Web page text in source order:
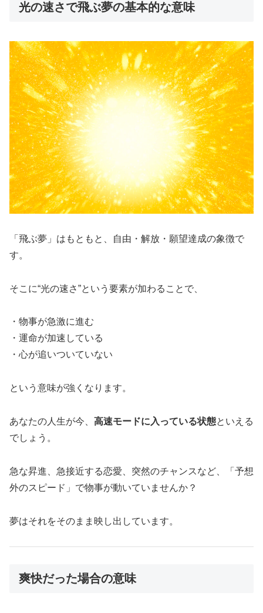
光の速さで飛ぶ夢の基本的な意味
「飛ぶ夢」はもともと、自由・解放・願望達成の象徴で
す。
そこに“光の速さ”という要素が加わることで、
・物事が急激に進む
・運命が加速している
・心が追いついていない
という意味が強くなります。
あなたの人生が今、 高速モードに入っている状態といえる
でしょう。
急な昇進、急接近する恋愛、突然のチャンスなど、「予想
外のスピード」で物事が動いていませんか？
夢はそれをそのまま映し出しています。
爽快だった場合の意味